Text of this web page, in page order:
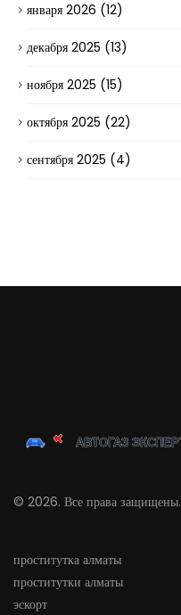
января 2026 (12)
декабря 2025 (13)
ноября 2025 (15)
октября 2025 (22)
сентября 2025 (4)
© 2026. Все права защищены.
проститутка алматы
проститутки алматы
эскорт